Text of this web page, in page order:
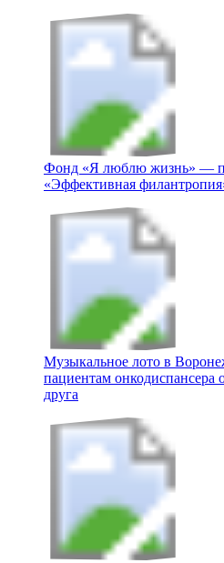
Фонд «Я люблю жизнь» —
«Эффективная
Музыкальное лото в
пациентам онкодиспансера
друга